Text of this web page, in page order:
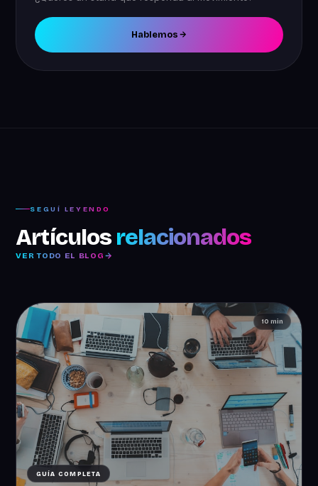
Hablemos
SEGUÍ LEYENDO
Artículosrelacionados
VER TODO EL BLOG
GUÍA COMPLETA
10 min